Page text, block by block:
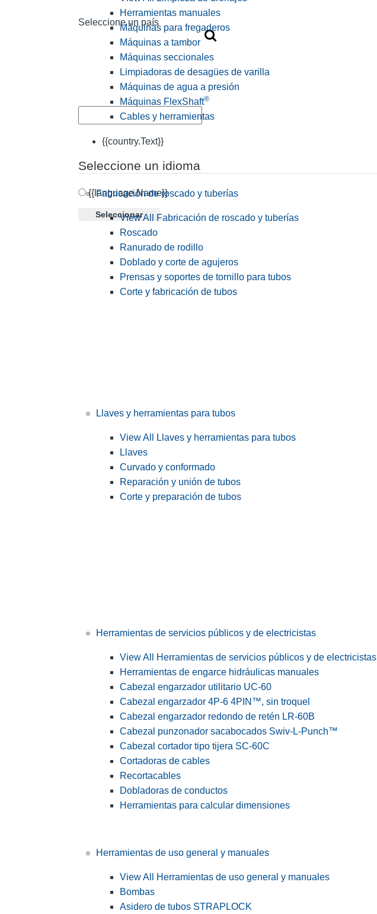
Seleccione un país
{{country.Text}}
Seleccione un idioma
{{language.Name}}
Seleccionar
Herramientas manuales
Máquinas para fregaderos
Máquinas a tambor
Máquinas seccionales
Limpiadoras de desagües de varilla
Máquinas de agua a presión
Máquinas FlexShaft®
Cables y herramientas
Fabricación de roscado y tuberías
View All Fabricación de roscado y tuberías
Roscado
Ranurado de rodillo
Doblado y corte de agujeros
Prensas y soportes de tornillo para tubos
Corte y fabricación de tubos
Llaves y herramientas para tubos
View All Llaves y herramientas para tubos
Llaves
Curvado y conformado
Reparación y unión de tubos
Corte y preparación de tubos
Herramientas de servicios públicos y de electricistas
View All Herramientas de servicios públicos y de electricistas
Herramientas de engarce hidráulicas manuales
Cabezal engarzador utilitario UC-60
Cabezal engarzador 4P-6 4PIN™, sin troquel
Cabezal engarzador redondo de retén LR-60B
Cabezal punzonador sacabocados Swiv-L-Punch™
Cabezal cortador tipo tijera SC-60C
Cortadoras de cables
Recortacables
Dobladoras de conductos
Herramientas para calcular dimensiones
Herramientas de uso general y manuales
View All Herramientas de uso general y manuales
Bombas
Asidero de tubos STRAPLOCK